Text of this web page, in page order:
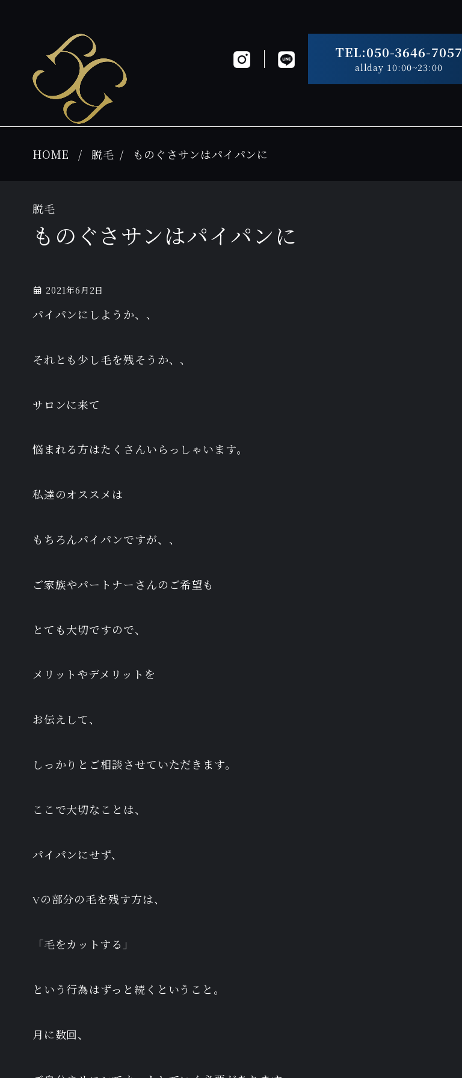
TEL:050-3646-7057
allday 10:00~23:00
HOME 脱毛 ものぐさサンはパイパンに
脱毛
ものぐさサンはパイパンに
2021年6月2日
パイパンにしようか、、
それとも少し毛を残そうか、、
サロンに来て
悩まれる方はたくさんいらっしゃいます。
私達のオススメは
もちろんパイパンですが、、
ご家族やパートナーさんのご希望も
とても大切ですので、
メリットやデメリットを
お伝えして、
しっかりとご相談させていただきます。
ここで大切なことは、
パイパンにせず、
Vの部分の毛を残す方は、
「毛をカットする」
という行為はずっと続くということ。
月に数回、